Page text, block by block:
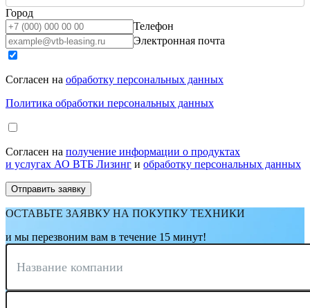
Город
Телефон
Электронная почта
Согласен на обработку персональных данных
Политика обработки персональных данных
Согласен на получение информации о продуктах
и услугах АО ВТБ Лизинг и обработку персональных данных
ОСТАВЬТЕ ЗАЯВКУ НА ПОКУПКУ ТЕХНИКИ
и мы перезвоним вам в течение 15 минут!
Название компании